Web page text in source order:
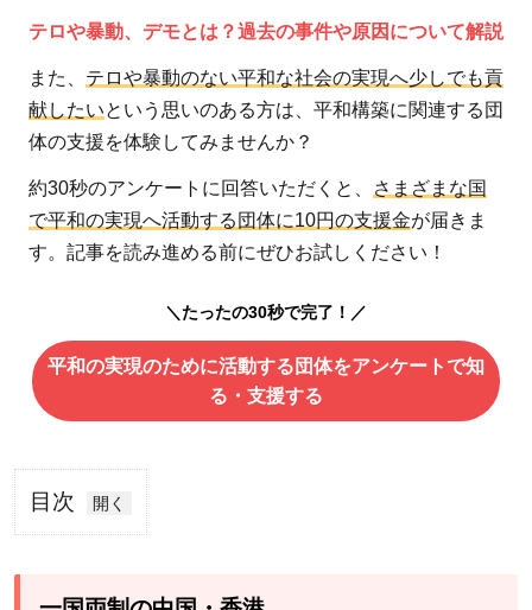
テロや暴動、デモとは？過去の事件や原因について解説
また、 テロや暴動のない平和な社会の実現へ少しでも貢
献したいという思いのある方は、平和構築に関連する団
体の支援を体験してみませんか？
約30秒のアンケートに回答いただくと、
さまざまな国
で平和の実現へ活動する団体に10円の支援金が届きま
す。記事を読み進める前にぜひお試しください！
＼たったの30秒で完了！／
平和の実現のために活動する団体をアンケートで知
る・支援する
目次
1
両制